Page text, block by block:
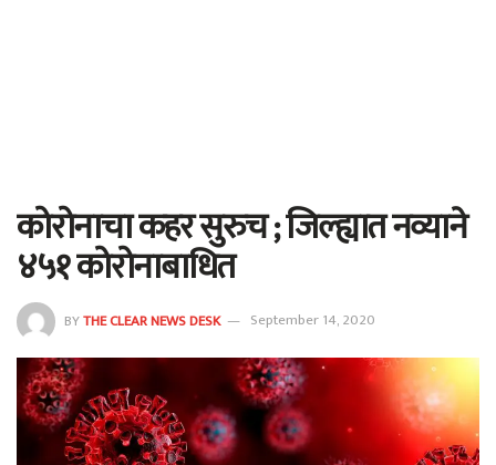
कोरोनाचा कहर सुरुच ; जिल्ह्यात नव्याने
४५१ कोरोनाबाधित
BYTHE CLEAR NEWS DESK September 14, 2020